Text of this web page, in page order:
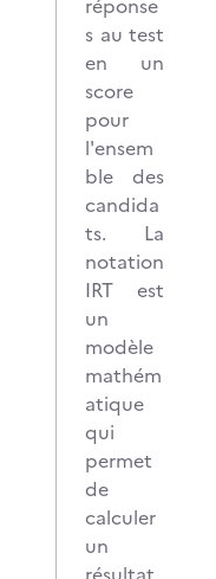
réponse
s au test
en un
score
pour
l'ensem
ble des
candida
ts. La
notation
IRT est
un
modèle
mathém
atique
qui
permet
de
calculer
un